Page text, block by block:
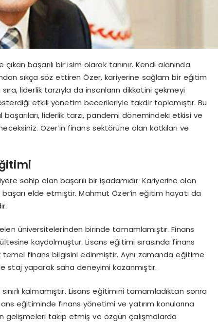
başarılı bir isim olarak tanınır. Kendi alanında
sıkça söz ettiren Özer, kariyerine sağlam bir eğitim
sıra, liderlik tarzıyla da insanların dikkatini çekmeyi
etkili yönetim becerileriyle takdir toplamıştır. Bu
liderlik tarzı, pandemi dönemindeki etkisi ve
Özer’in finans sektörüne olan katkıları ve
sahip olan başarılı bir işadamıdır. Kariyerine olan
elde etmiştir. Mahmut Özer’in eğitim hayatı da
üniversitelerinden birinde tamamlamıştır. Finans
kaydolmuştur. Lisans eğitimi sırasında finans
finans bilgisini edinmiştir. Aynı zamanda eğitime
staj yaparak saha deneyimi kazanmıştır.
kalmamıştır. Lisans eğitimini tamamladıktan sonra
eğitiminde finans yönetimi ve yatırım konularına
gelişmeleri takip etmiş ve özgün çalışmalarda